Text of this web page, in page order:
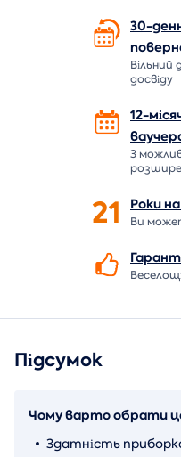
30-
Вільний
досвіду
12-
З
21 Роки на
Ви
Підсумок
Чому варто обрати
Здатність